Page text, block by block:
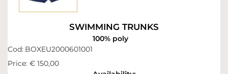
SWIMMING TRUNKS
100% poly
Cod: BOXEU2000601001
Price: € 150,00